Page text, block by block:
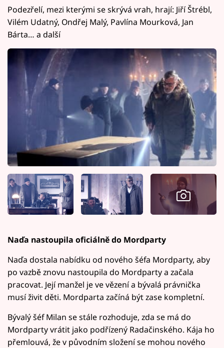
Podezřelí, mezi kterými se skrývá vrah, hrají: Jiří Štrébl,
Vilém Udatný, Ondřej Malý, Pavlína Mourková, Jan
Bárta… a další
Naďa nastoupila oficiálně do Mordparty
Naďa dostala nabídku od nového šéfa Mordparty, aby
po vazbě znovu nastoupila do Mordparty a začala
pracovat. Její manžel je ve vězení a bývalá právnička
musí živit děti. Mordparta začíná být zase kompletní.
Bývalý šéf Milan se stále rozhoduje, zda se má do
Mordparty vrátit jako podřízený Radačinského. Kája ho
přemlouvá, že v původním složení se mohou nového